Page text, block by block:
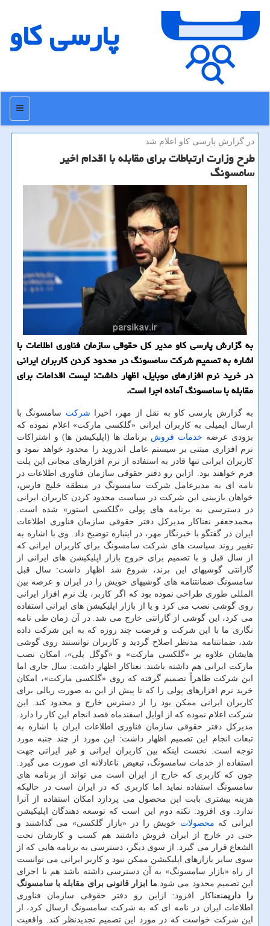
پارسی كاو
منو
در گزارش پارسی كاو اعلام شد
طرح وزارت ارتباطات برای مقابله با اقدام اخیر
سامسونگ
به گزارش پارسی كاو مدیر كل حقوقی سازمان فناوری اطلاعات با
اشاره به تصمیم شركت سامسونگ در محدود كردن كاربران ایرانی
در خرید نرم افزارهای موبایل، اظهار داشت: لیست اقدامات برای
مقابله با سامسونگ آماده اجرا است.
به گزارش پارسی كاو به نقل از مهر، اخیرا شركت سامسونگ با
ارسال ایمیلی به كاربران ایرانی «گلكسی ماركت» اعلام نموده كه
بزودی عرضه خدمات فروش برنامك ها (اپلیكیشن ها) و اشتراكات
نرم افزاری مبتنی بر سیستم عامل اندروید را محدود خواهد نمود و
كاربران ایرانی تنها قادر به استفاده از نرم افزارهای مجانی این پلت
فرم خواهند بود. ازاین رو دفتر حقوقی سازمان فناوری اطلاعات در
نامه ای به مدیرعامل شركت سامسونگ در منطقه خلیج فارس،
خواهان بازبینی این شركت در سیاست محدود كردن كاربران ایرانی
در دسترسی به برنامه های پولی «گلكسی استور» شده است.
محمدجعفر نعناكار مدیركل دفتر حقوقی سازمان فناوری اطلاعات
ایران در گفتگو با خبرنگار مهر، در اینباره توضیح داد. وی با اشاره به
تغییر روند سیاست های شركت سامسونگ برای كاربران ایرانی كه
از سال قبل و با تصمیم برای خروج بازار اپلیكیشن های ایرانی از
گارانتی گوشیهای این برند، شروع شد اظهار داشت: سال قبل
سامسونگ ضمانتنامه های گوشیهای خویش را در ایران و عرصه بین
المللی طوری طراحی نموده بود كه اگر كاربر، یك نرم افزار ایرانی
روی گوشی نصب می كرد و یا از بازار اپلیكیشن های ایرانی استفاده
می كرد، این گوشی از گارانتی خارج می شد. در آن زمان طی نامه
نگاری ما با این شركت و فرصت چند روزه كه به این شركت داده
شد، ضمانتنامه مدنظر اصلاح گردید و كاربران توانستند روی گوشی
هایشان علاوه بر «گلكسی ماركت» و «گوگل پلی»، امكان نصب
ماركت ایرانی هم داشته باشند. نعناكار اظهار داشت: سال جاری اما
این شركت ظاهراً تصمیم گرفته كه روی «گلكسی ماركت»، امكان
خرید نرم افزارهای پولی را كه تا پیش از این به صورت ریالی برای
كاربران ایرانی ممكن بود را از دسترس خارج و محدود كند. این
شركت اعلام نموده كه از اوایل اسفندماه قصد انجام این كار را دارد.
مدیركل دفتر حقوقی سازمان فناوری اطلاعات ایران با اشاره به
تبعات انجام این تصمیم اظهار داشت: این مورد از چند جنبه مورد
توجه است. نخست اینكه بین كاربران ایرانی و غیر ایرانی جهت
استفاده از خدمات سامسونگ، تبعیض ناعادلانه ای صورت می گیرد.
چون كه كاربری كه خارج از ایران است می تواند از برنامه های
سامسونگ استفاده نماید اما كاربری كه در ایران است در حالیكه
هزینه بیشتری بابت این محصول می پردازد امكان استفاده از آنرا
ندارد. وی افزود: نكته دوم این است كه توسعه دهندگان اپلیكیشن
ایرانی كه محصولات خویش را در «بازار گلكسی» می گذاشتند و
حتی در خارج از ایران فروش داشتند هم كسب و كارشان تحت
الشعاع قرار می گیرد. از سوی دیگر، دسترسی به برنامه هایی كه از
سوی سایر بازارهای اپلیكیشن ممكن نبود و كاربر ایرانی می توانست
از راه «بازار سامسونگ» به آن دسترسی داشته باشد هم با اجرای
این تصمیم محدود می شود.ما ابزار قانونی برای مقابله با سامسونگ
را داریمنعناكار افزود: ازاین رو دفتر حقوقی سازمان فناوری
اطلاعات ایران در نامه ای كه به شركت سامسونگ ارسال كرد، از
این شركت خواست كه در مورد این تصمیم تجدیدنظر كند. واقعیت